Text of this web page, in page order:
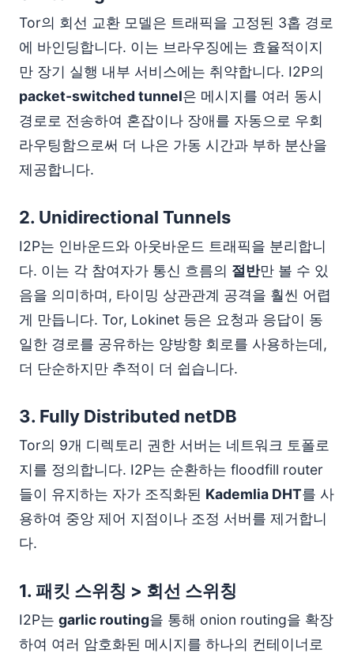
Tor의 회선 교환 모델은 트래픽을 고정된 3홉 경로
에 바인딩합니다. 이는 브라우징에는 효율적이지
만 장기 실행 내부 서비스에는 취약합니다. I2P의
packet-switched tunnel은 메시지를 여러 동시
경로로 전송하여 혼잡이나 장애를 자동으로 우회
라우팅함으로써 더 나은 가동 시간과 부하 분산을
제공합니다.
2. Unidirectional Tunnels
I2P는 인바운드와 아웃바운드 트래픽을 분리합니
다. 이는 각 참여자가 통신 흐름의 절반만 볼 수 있
음을 의미하며, 타이밍 상관관계 공격을 훨씬 어렵
게 만듭니다. Tor, Lokinet 등은 요청과 응답이 동
일한 경로를 공유하는 양방향 회로를 사용하는데,
더 단순하지만 추적이 더 쉽습니다.
3. Fully Distributed netDB
Tor의 9개 디렉토리 권한 서버는 네트워크 토폴로
지를 정의합니다. I2P는 순환하는 floodfill router
들이 유지하는 자가 조직화된 Kademlia DHT를 사
용하여 중앙 제어 지점이나 조정 서버를 제거합니
다.
1. 패킷 스위칭 > 회선 스위칭
I2P는 garlic routing을 통해 onion routing을 확장
하여 여러 암호화된 메시지를 하나의 컨테이너로